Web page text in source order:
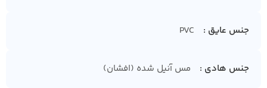
جنس عایق PVC
جنس هادی مس آنیل شده (افشان)